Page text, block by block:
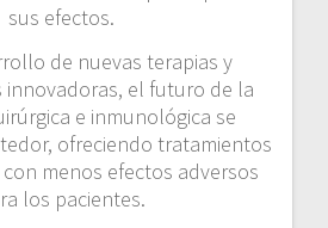
sus efectos.
de nuevas terapias y
innovadoras, el futuro de la
e inmunológica se
ofreciendo tratamientos
menos efectos adversos
los pacientes.